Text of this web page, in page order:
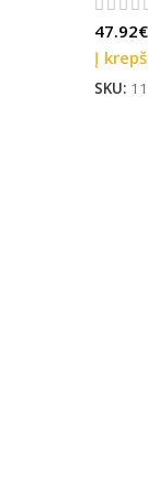
47.92€
Į
SKU: